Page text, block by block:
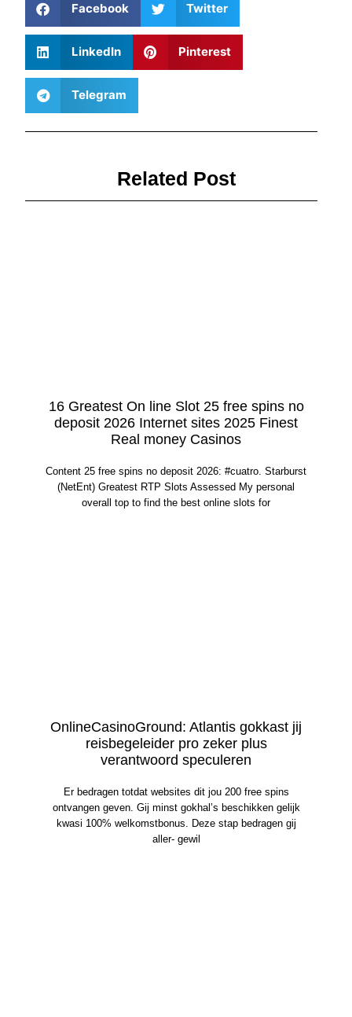
Facebook Twitter
LinkedIn Pinterest
Telegram
Related Post
16 Greatest On line Slot 25 free spins no
deposit 2026 Internet sites 2025 Finest
Real money Casinos
Content 25 free spins no deposit 2026: #cuatro. Starburst
(NetEnt) Greatest RTP Slots Assessed My personal
overall top to find the best online slots for
OnlineCasinoGround: Atlantis gokkast jij
reisbegeleider pro zeker plus
verantwoord speculeren
Er bedragen totdat websites dit jou 200 free spins
ontvangen geven. Gij minst gokhal’s beschikken gelijk
kwasi 100% welkomstbonus. Deze stap bedragen gij
aller- gewil